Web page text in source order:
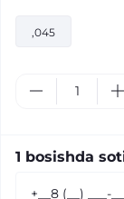
,045
1 bosishda